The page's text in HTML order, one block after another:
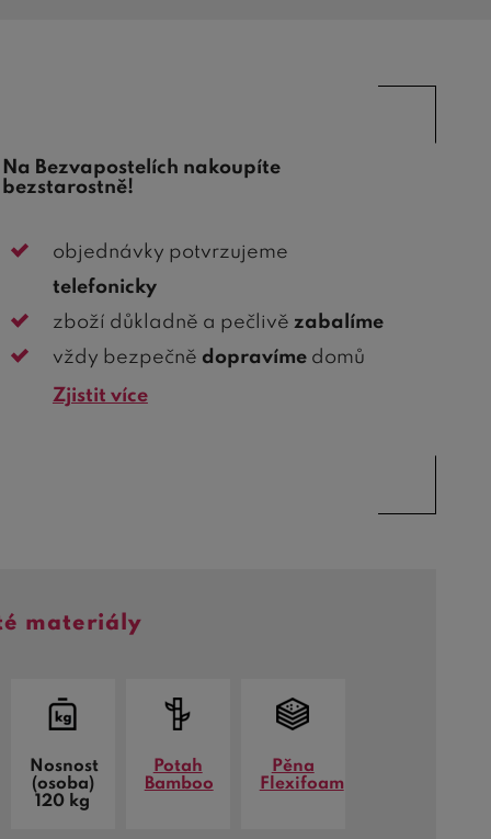
Na Bezvapostelích nakoupíte
bezstarostně!
objednávky potvrzujeme
telefonicky
zboží důkladně a pečlivě zabalíme
vždy bezpečně dopravímedomů
Zjistit více
materiály
Nosnost
(osoba)
120 kg
Potah
Bamboo
Pěna
Flexifoam